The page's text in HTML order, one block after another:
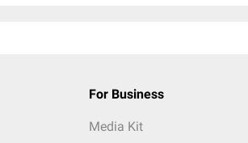
For Business
Media Kit